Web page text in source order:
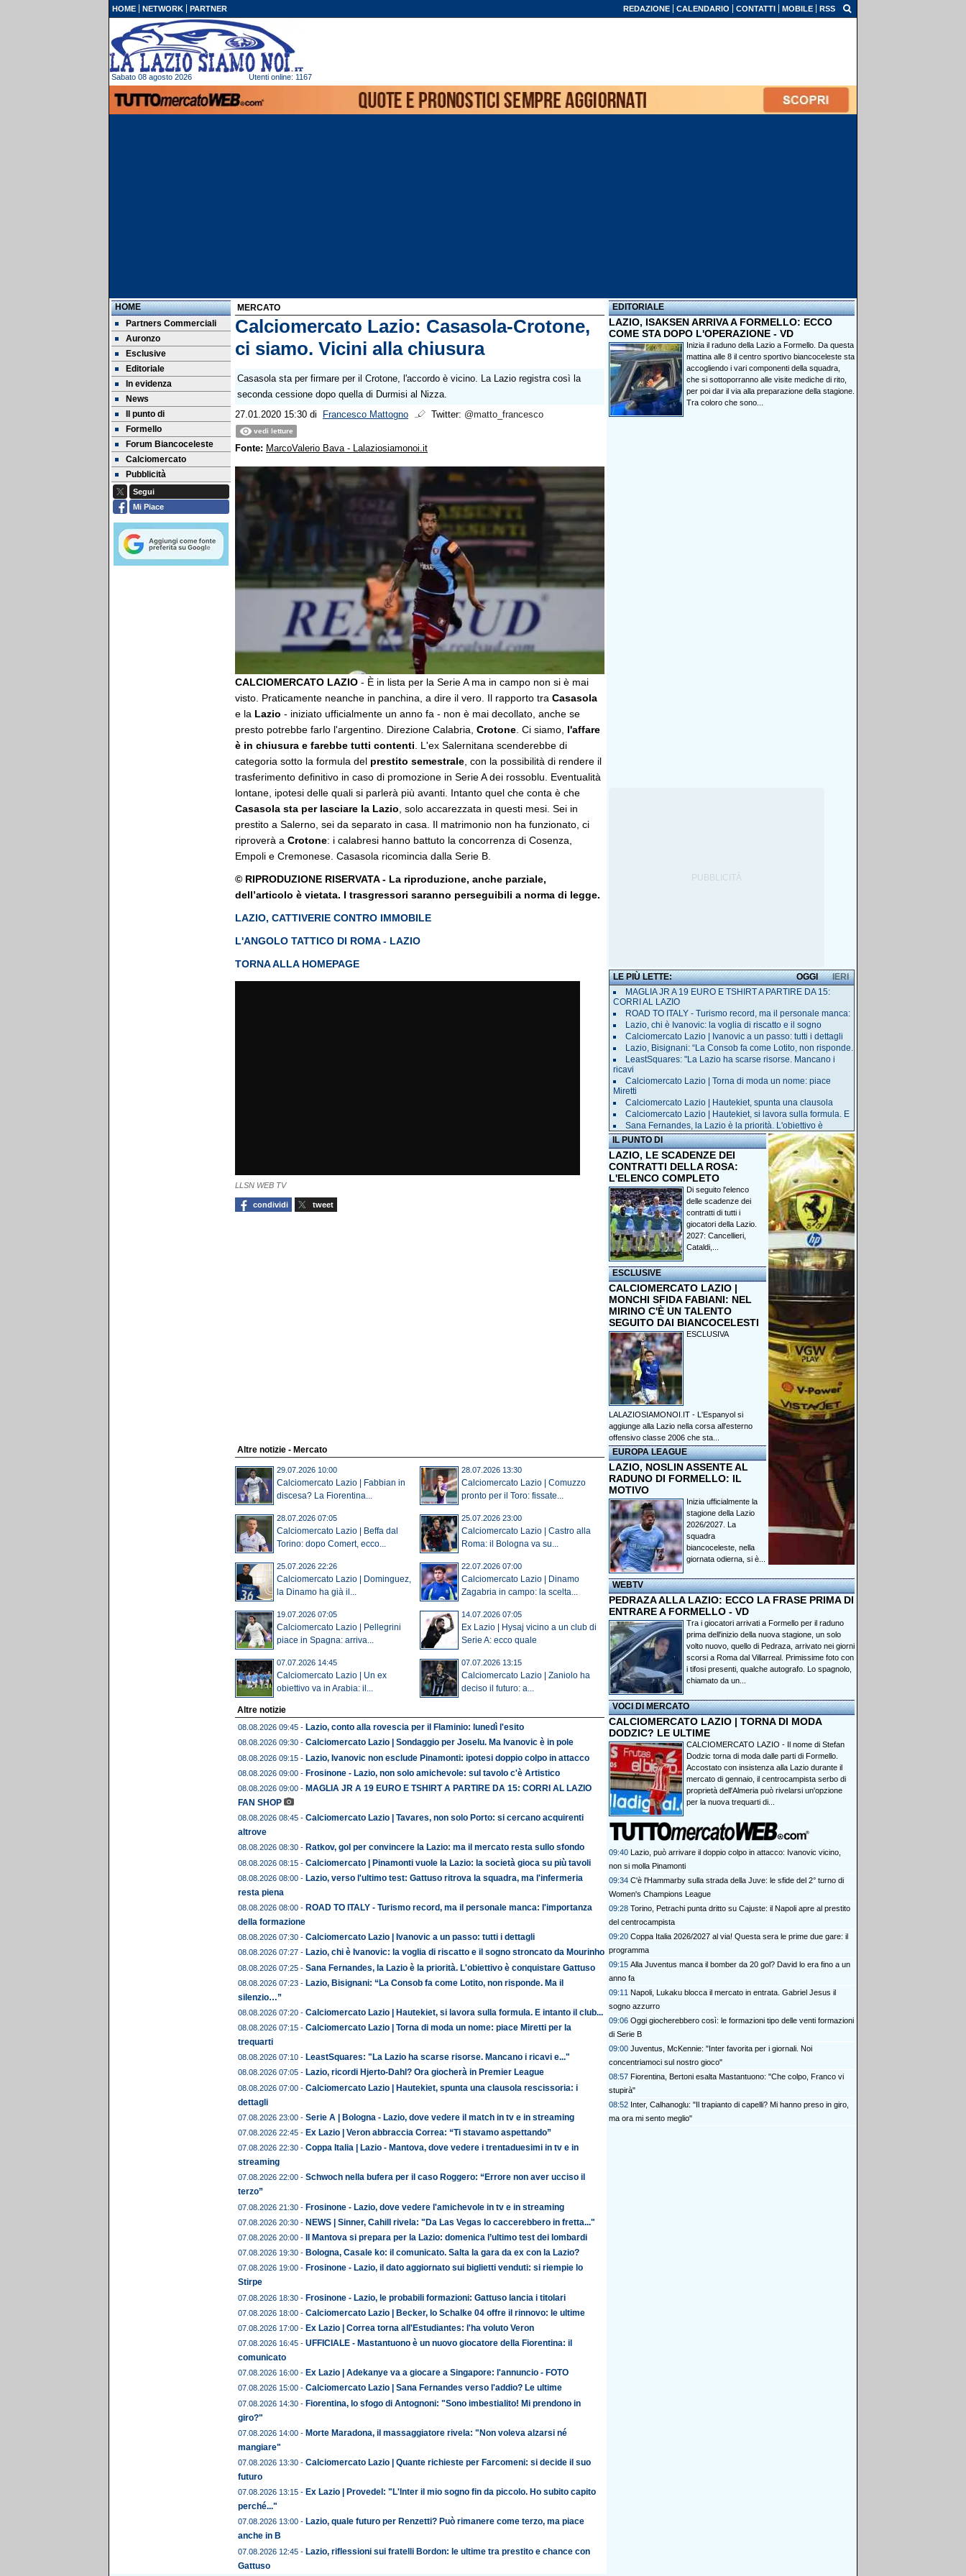
HOME NETWORK PARTNER REDAZIONE CALENDARIO CONTATTI MOBILE RSS
Sabato 08 agosto 2026 Utenti online: 1167
HOME
Partners Commerciali
Auronzo
Esclusive
Editoriale
In evidenza
News
Il punto di
Formello
Forum Biancoceleste
Calciomercato
Pubblicità
Segui
Mi Piace
MERCATO
Calciomercato Lazio: Casasola-Crotone,
ci siamo. Vicini alla chiusura
Casasola sta per firmare per il Crotone, l'accordo è vicino. La Lazio registra così la
seconda cessione dopo quella di Durmisi al Nizza.
27.01.2020 15:30 di Francesco Mattogno Twitter: @matto_francesco
vedi letture
Fonte: MarcoValerio Bava - Lalaziosiamonoi.it
CALCIOMERCATO LAZIO - È in lista per la Serie A ma in campo non si è mai
visto. Praticamente neanche in panchina, a dire il vero. Il rapporto tra Casasola
e la Lazio - iniziato ufficialmente un anno fa - non è mai decollato, anche se
presto potrebbe farlo l'argentino. Direzione Calabria, Crotone . Ci siamo, l'affare
è in chiusura e farebbe tutti contenti . L'ex Salernitana scenderebbe di
categoria sotto la formula del prestito semestrale , con la possibilità di rendere il
trasferimento definitivo in caso di promozione in Serie A dei rossoblu. Eventualità
lontane, ipotesi delle quali si parlerà più avanti. Intanto quel che conta è che
Casasola sta per lasciare la Lazio , solo accarezzata in questi mesi. Sei in
prestito a Salerno, sei da separato in casa. Il matrimonio non ha funzionato, ci
riproverà a Crotone: i calabresi hanno battuto la concorrenza di Cosenza,
Empoli e Cremonese. Casasola ricomincia dalla Serie B.
© RIPRODUZIONE RISERVATA - La riproduzione, anche parziale,
dell’articolo è vietata. I trasgressori saranno perseguibili a norma di legge.
LAZIO, CATTIVERIE CONTRO IMMOBILE
L'ANGOLO TATTICO DI ROMA - LAZIO
TORNA ALLA HOMEPAGE
LLSN WEB TV
condividi tweet
Altre notizie - Mercato
29.07.2026 10:00
Calciomercato Lazio | Fabbian in
discesa? La Fiorentina...
28.07.2026 13:30
Calciomercato Lazio | Comuzzo
pronto per il Toro: fissate...
28.07.2026 07:05
Calciomercato Lazio | Beffa dal
Torino: dopo Comert, ecco...
25.07.2026 23:00
Calciomercato Lazio | Castro alla
Roma: il Bologna va su...
25.07.2026 22:26
Calciomercato Lazio | Dominguez,
la Dinamo ha già il...
22.07.2026 07:00
Calciomercato Lazio | Dinamo
Zagabria in campo: la scelta...
19.07.2026 07:05
Calciomercato Lazio | Pellegrini
piace in Spagna: arriva...
14.07.2026 07:05
Ex Lazio | Hysaj vicino a un club di
Serie A: ecco quale
07.07.2026 14:45
Calciomercato Lazio | Un ex
obiettivo va in Arabia: il...
07.07.2026 13:15
Calciomercato Lazio | Zaniolo ha
deciso il futuro: a...
Altre notizie
08.08.2026 09:45 - Lazio, conto alla rovescia per il Flaminio: lunedì l'esito
08.08.2026 09:30 - Calciomercato Lazio | Sondaggio per Joselu. Ma Ivanovic è in pole
08.08.2026 09:15 - Lazio, Ivanovic non esclude Pinamonti: ipotesi doppio colpo in attacco
08.08.2026 09:00 - Frosinone - Lazio, non solo amichevole: sul tavolo c'è Artistico
08.08.2026 09:00 - MAGLIA JR A 19 EURO E TSHIRT A PARTIRE DA 15: CORRI AL LAZIO
FAN SHOP
08.08.2026 08:45 - Calciomercato Lazio | Tavares, non solo Porto: si cercano acquirenti
altrove
08.08.2026 08:30 - Ratkov, gol per convincere la Lazio: ma il mercato resta sullo sfondo
08.08.2026 08:15 - Calciomercato | Pinamonti vuole la Lazio: la società gioca su più tavoli
08.08.2026 08:00 - Lazio, verso l'ultimo test: Gattuso ritrova la squadra, ma l'infermeria
resta piena
08.08.2026 08:00 - ROAD TO ITALY - Turismo record, ma il personale manca: l'importanza
della formazione
08.08.2026 07:30 - Calciomercato Lazio | Ivanovic a un passo: tutti i dettagli
08.08.2026 07:27 - Lazio, chi è Ivanovic: la voglia di riscatto e il sogno stroncato da Mourinho
08.08.2026 07:25 - Sana Fernandes, la Lazio è la priorità. L'obiettivo è conquistare Gattuso
08.08.2026 07:23 - Lazio, Bisignani: “La Consob fa come Lotito, non risponde. Ma il
silenzio…”
08.08.2026 07:20 - Calciomercato Lazio | Hautekiet, si lavora sulla formula. E intanto il club...
08.08.2026 07:15 - Calciomercato Lazio | Torna di moda un nome: piace Miretti per la
trequarti
08.08.2026 07:10 - LeastSquares: "La Lazio ha scarse risorse. Mancano i ricavi e..."
08.08.2026 07:05 - Lazio, ricordi Hjerto-Dahl? Ora giocherà in Premier League
08.08.2026 07:00 - Calciomercato Lazio | Hautekiet, spunta una clausola rescissoria: i
dettagli
07.08.2026 23:00 - Serie A | Bologna - Lazio, dove vedere il match in tv e in streaming
07.08.2026 22:45 - Ex Lazio | Veron abbraccia Correa: “Ti stavamo aspettando”
07.08.2026 22:30 - Coppa Italia | Lazio - Mantova, dove vedere i trentaduesimi in tv e in
streaming
07.08.2026 22:00 - Schwoch nella bufera per il caso Roggero: “Errore non aver ucciso il
terzo”
07.08.2026 21:30 - Frosinone - Lazio, dove vedere l'amichevole in tv e in streaming
07.08.2026 20:30 - NEWS | Sinner, Cahill rivela: "Da Las Vegas lo caccerebbero in fretta..."
07.08.2026 20:00 - Il Mantova si prepara per la Lazio: domenica l’ultimo test dei lombardi
07.08.2026 19:30 - Bologna, Casale ko: il comunicato. Salta la gara da ex con la Lazio?
07.08.2026 19:00 - Frosinone - Lazio, il dato aggiornato sui biglietti venduti: si riempie lo
Stirpe
07.08.2026 18:30 - Frosinone - Lazio, le probabili formazioni: Gattuso lancia i titolari
07.08.2026 18:00 - Calciomercato Lazio | Becker, lo Schalke 04 offre il rinnovo: le ultime
07.08.2026 17:00 - Ex Lazio | Correa torna all'Estudiantes: l'ha voluto Veron
07.08.2026 16:45 - UFFICIALE - Mastantuono è un nuovo giocatore della Fiorentina: il
comunicato
07.08.2026 16:00 - Ex Lazio | Adekanye va a giocare a Singapore: l'annuncio - FOTO
07.08.2026 15:00 - Calciomercato Lazio | Sana Fernandes verso l'addio? Le ultime
07.08.2026 14:30 - Fiorentina, lo sfogo di Antognoni: "Sono imbestialito! Mi prendono in
giro?"
07.08.2026 14:00 - Morte Maradona, il massaggiatore rivela: "Non voleva alzarsi né
mangiare"
07.08.2026 13:30 - Calciomercato Lazio | Quante richieste per Farcomeni: si decide il suo
futuro
07.08.2026 13:15 - Ex Lazio | Provedel: "L'Inter il mio sogno fin da piccolo. Ho subito capito
perché..."
07.08.2026 13:00 - Lazio, quale futuro per Renzetti? Può rimanere come terzo, ma piace
anche in B
07.08.2026 12:45 - Lazio, riflessioni sui fratelli Bordon: le ultime tra prestito e chance con
Gattuso
EDITORIALE
LAZIO, ISAKSEN ARRIVA A FORMELLO: ECCO
COME STA DOPO L'OPERAZIONE - VD
Inizia il raduno della Lazio a Formello. Da questa
mattina alle 8 il centro sportivo biancoceleste sta
accogliendo i vari componenti della squadra,
che si sottoporranno alle visite mediche di rito,
per poi dar il via alla preparazione della stagione.
Tra coloro che sono...
LE PIÙ LETTE: IERI
OGGI
MAGLIA JR A 19 EURO E TSHIRT A PARTIRE DA 15:
CORRI AL LAZIO
ROAD TO ITALY - Turismo record, ma il personale manca:
Lazio, chi è Ivanovic: la voglia di riscatto e il sogno
Calciomercato Lazio | Ivanovic a un passo: tutti i dettagli
Lazio, Bisignani: “La Consob fa come Lotito, non risponde.
LeastSquares: "La Lazio ha scarse risorse. Mancano i
ricavi
Calciomercato Lazio | Torna di moda un nome: piace
Miretti
Calciomercato Lazio | Hautekiet, spunta una clausola
Calciomercato Lazio | Hautekiet, si lavora sulla formula. E
Sana Fernandes, la Lazio è la priorità. L'obiettivo è
IL PUNTO DI
LAZIO, LE SCADENZE DEI
CONTRATTI DELLA ROSA:
L'ELENCO COMPLETO
Di seguito l'elenco
delle scadenze dei
contratti di tutti i
giocatori della Lazio.
2027: Cancellieri,
Cataldi,...
ESCLUSIVE
CALCIOMERCATO LAZIO |
MONCHI SFIDA FABIANI: NEL
MIRINO C'È UN TALENTO
SEGUITO DAI BIANCOCELESTI
ESCLUSIVA
LALAZIOSIAMONOI.IT - L'Espanyol si
aggiunge alla Lazio nella corsa all'esterno
offensivo classe 2006 che sta...
EUROPA LEAGUE
LAZIO, NOSLIN ASSENTE AL
RADUNO DI FORMELLO: IL
MOTIVO
Inizia ufficialmente la
stagione della Lazio
2026/2027. La
squadra
biancoceleste, nella
giornata odierna, si è...
WEBTV
PEDRAZA ALLA LAZIO: ECCO LA FRASE PRIMA DI
ENTRARE A FORMELLO - VD
Tra i giocatori arrivati a Formello per il raduno
prima dell'inizio della nuova stagione, un solo
volto nuovo, quello di Pedraza, arrivato nei giorni
scorsi a Roma dal Villarreal. Primissime foto con
i tifosi presenti, qualche autografo. Lo spagnolo,
chiamato da un...
VOCI DI MERCATO
CALCIOMERCATO LAZIO | TORNA DI MODA
DODZIC? LE ULTIME
CALCIOMERCATO LAZIO - Il nome di Stefan
Dodzic torna di moda dalle parti di Formello.
Accostato con insistenza alla Lazio durante il
mercato di gennaio, il centrocampista serbo di
proprietà dell'Almeria può rivelarsi un'opzione
per la nuova trequarti di...
09:40 Lazio, può arrivare il doppio colpo in attacco: Ivanovic vicino,
non si molla Pinamonti
09:34 C'è l'Hammarby sulla strada della Juve: le sfide del 2° turno di
Women's Champions League
09:28 Torino, Petrachi punta dritto su Cajuste: il Napoli apre al prestito
del centrocampista
09:20 Coppa Italia 2026/2027 al via! Questa sera le prime due gare: il
programma
09:15 Alla Juventus manca il bomber da 20 gol? David lo era fino a un
anno fa
09:11 Napoli, Lukaku blocca il mercato in entrata. Gabriel Jesus il
sogno azzurro
09:06 Oggi giocherebbero così: le formazioni tipo delle venti formazioni
di Serie B
09:00 Juventus, McKennie: "Inter favorita per i giornali. Noi
concentriamoci sul nostro gioco"
08:57 Fiorentina, Bertoni esalta Mastantuono: "Che colpo, Franco vi
stupirà"
08:52 Inter, Calhanoglu: "Il trapianto di capelli? Mi hanno preso in giro,
ma ora mi sento meglio"